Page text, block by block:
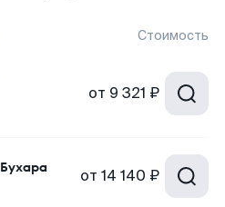
Стоимость
от 9 321 ₽
Бухара от 14 140 ₽